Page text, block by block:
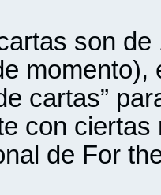
son
momento),
cartas”
con
de For